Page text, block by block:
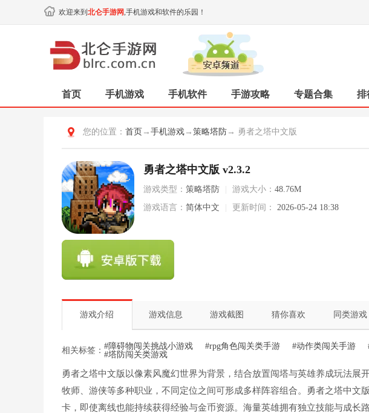
欢迎来到 北仑手游网,手机游戏和软件的乐园！
首页 手机游戏 手机软件 手游攻略 专题合集 排
您的位置： 首页 → 手机游戏 → 策略塔防 → 勇者之塔中文版
勇者之塔中文版 v2.3.2
游戏类型： 策略塔防 游戏大小： 48.76M
游戏语言： 简体中文 更新时间： 2026-05-24 18:38
游戏介绍 游戏信息 游戏截图 猜你喜欢 同类游戏
相关标签： #障碍物闯关挑战小游戏 #rpg角色闯关类手游 #动作类闯关手游
#塔防闯关类游戏
勇者之塔中文版以像素风魔幻世界为背景，结合放置闯塔与英雄养成玩法展
牧师、游侠等多种职业，不同定位之间可形成多样阵容组合。勇者之塔中文
卡，即使离线也能持续获得经验与金币资源。海量英雄拥有独立技能与成长